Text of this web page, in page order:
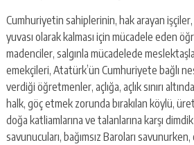
Cumhuriyetin sahiplerinin, hak arayan
yuvası olarak kalması için mücadele eden
madenciler, salgınla mücadelede
emekçileri, Atatürk’ün Cumhuriyete bağlı
verdiği öğretmenler, açlığa, açlık sınırı
halk, göç etmek zorunda bırakılan köylü,
doğa katliamlarına ve talanlarına karşı
savunucuları, bağımsız Baroları